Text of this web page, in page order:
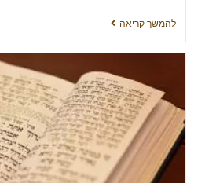
להמשך קריאה